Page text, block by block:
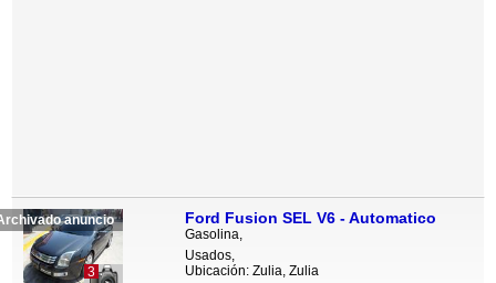
anuncio
3
Ford Fusion SEL V6 - Automatico
Gasolina,
Usados,
Ubicación: Zulia, Zulia